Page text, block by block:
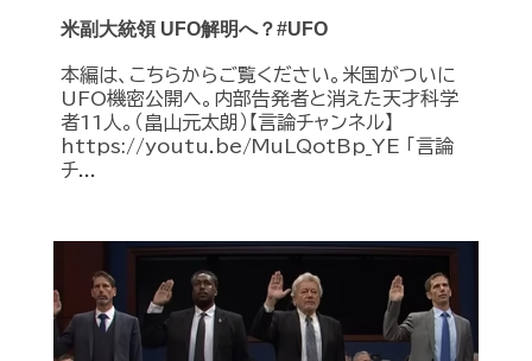
米副大統領 UFO解明へ？#UFO
本編は、こちらからご覧ください。米国がついに
UFO機密公開へ。内部告発者と消えた天才科学
者11人。（畠山元太朗）【言論チャンネル】
https://youtu.be/MuLQotBp_YE 「言論
チ...